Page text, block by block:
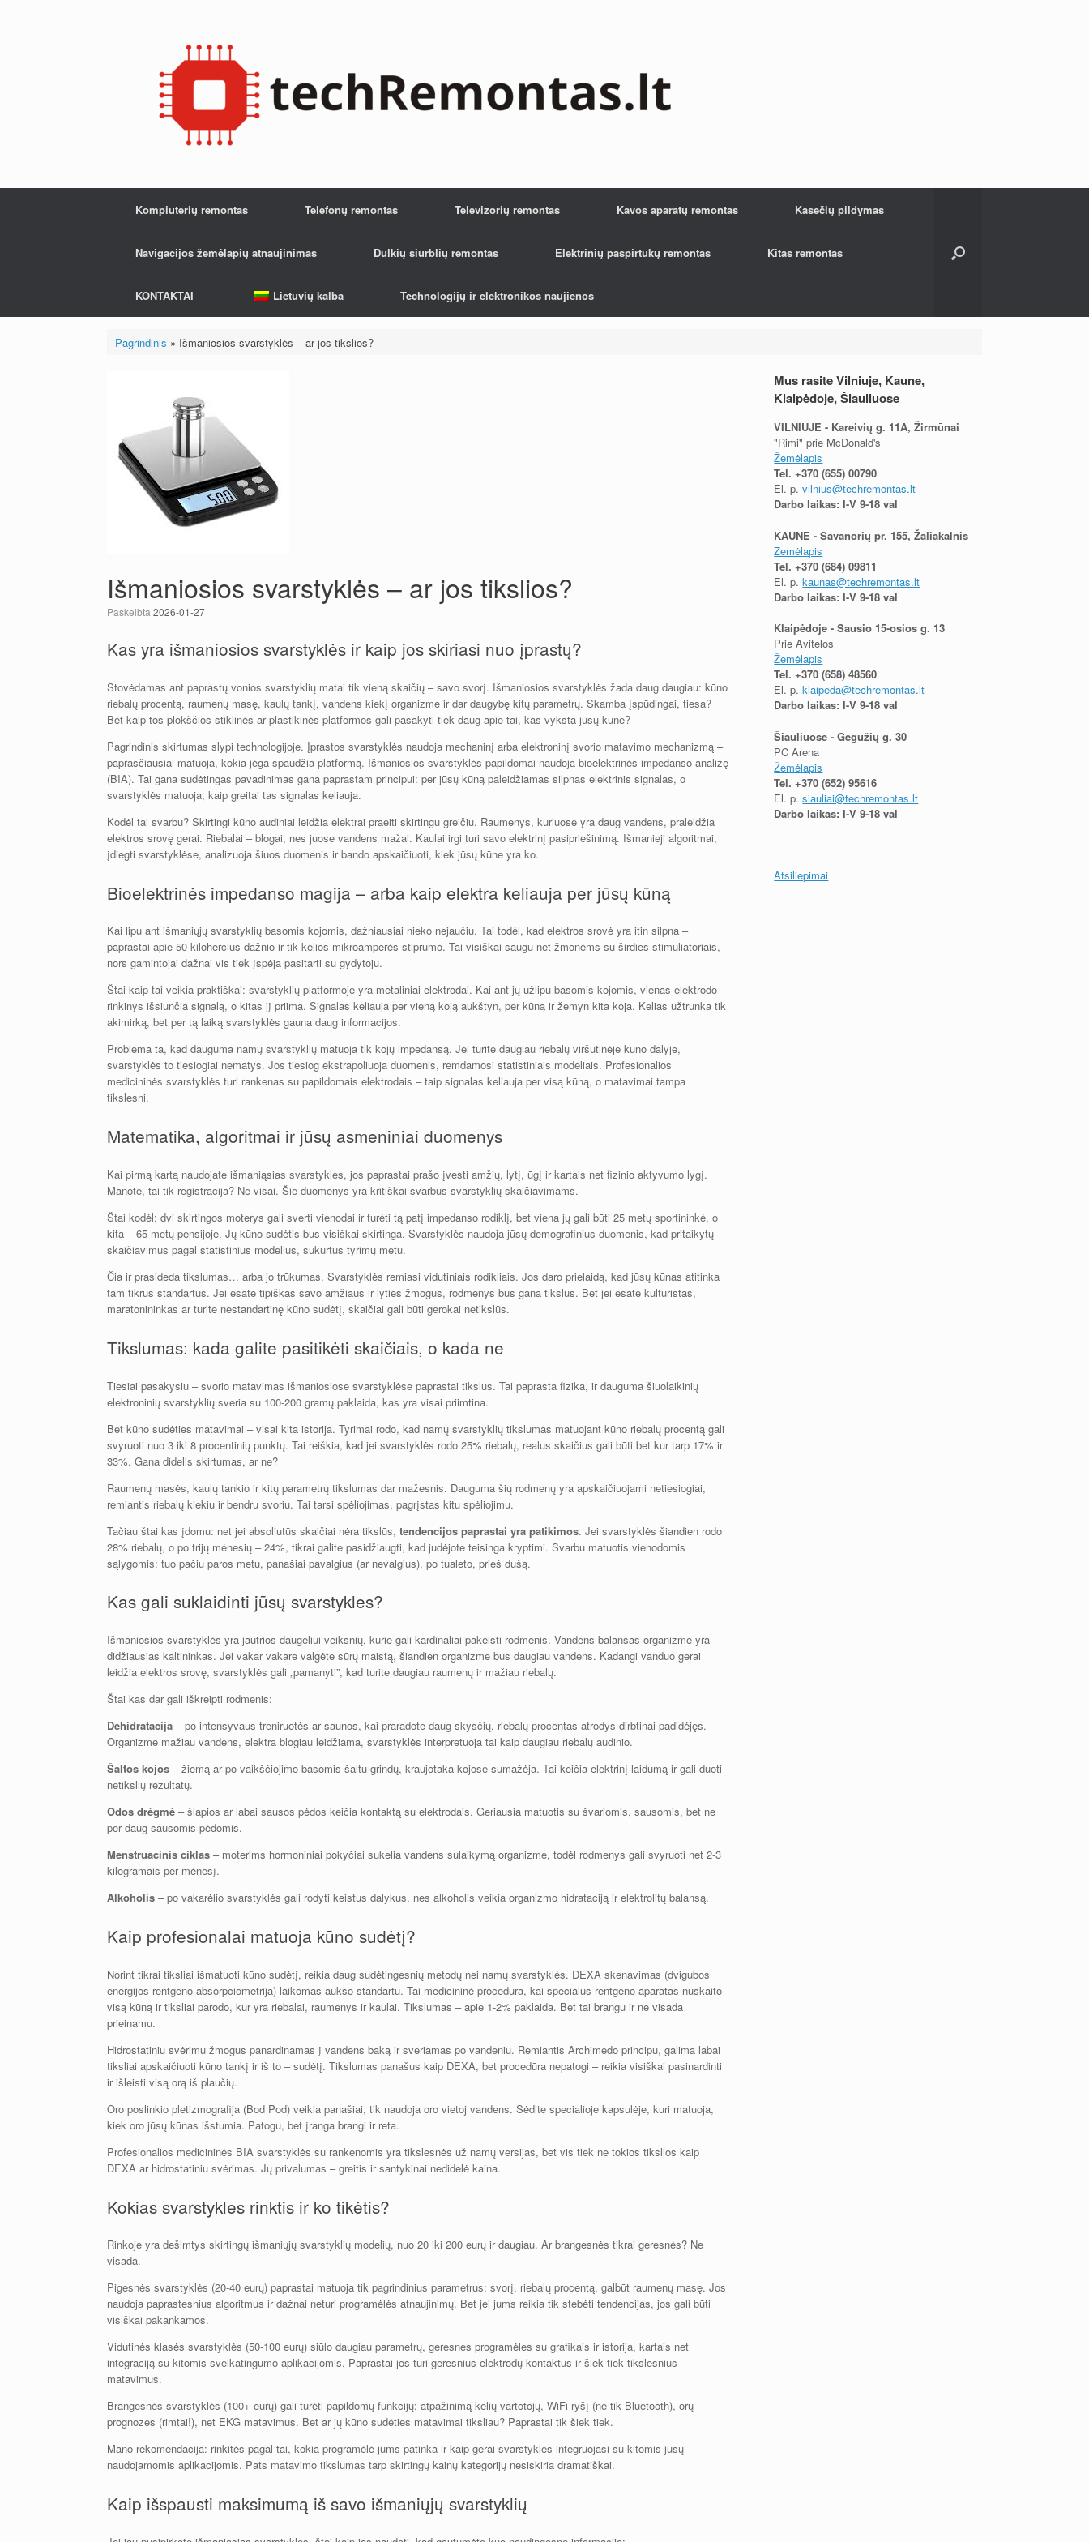
Kompiuterių remontas Telefonų remontas Televizorių remontas Kavos aparatų remontas Kasečių pildymas
Navigacijos žemėlapių atnaujinimas Dulkių siurblių remontas Elektrinių paspirtukų remontas Kitas remontas
KONTAKTAI Lietuvių kalba Technologijų ir elektronikos naujienos
Pagrindinis » Išmaniosios svarstyklės – ar jos tikslios?
Išmaniosios svarstyklės – ar jos tikslios?
Paskelbta 2026-01-27
Kas yra išmaniosios svarstyklės ir kaip jos skiriasi nuo įprastų?
Stovėdamas ant paprastų vonios svarstyklių matai tik vieną skaičių – savo svorį. Išmaniosios svarstyklės žada daug daugiau: kūno
riebalų procentą, raumenų masę, kaulų tankį, vandens kiekį organizme ir dar daugybę kitų parametrų. Skamba įspūdingai, tiesa?
Bet kaip tos plokščios stiklinės ar plastikinės platformos gali pasakyti tiek daug apie tai, kas vyksta jūsų kūne?
Pagrindinis skirtumas slypi technologijoje. Įprastos svarstyklės naudoja mechaninį arba elektroninį svorio matavimo mechanizmą –
paprasčiausiai matuoja, kokia jėga spaudžia platformą. Išmaniosios svarstyklės papildomai naudoja bioelektrinės impedanso analizę
(BIA). Tai gana sudėtingas pavadinimas gana paprastam principui: per jūsų kūną paleidžiamas silpnas elektrinis signalas, o
svarstyklės matuoja, kaip greitai tas signalas keliauja.
Kodėl tai svarbu? Skirtingi kūno audiniai leidžia elektrai praeiti skirtingu greičiu. Raumenys, kuriuose yra daug vandens, praleidžia
elektros srovę gerai. Riebalai – blogai, nes juose vandens mažai. Kaulai irgi turi savo elektrinį pasipriešinimą. Išmanieji algoritmai,
įdiegti svarstyklėse, analizuoja šiuos duomenis ir bando apskaičiuoti, kiek jūsų kūne yra ko.
Bioelektrinės impedanso magija – arba kaip elektra keliauja per jūsų kūną
Kai lipu ant išmaniųjų svarstyklių basomis kojomis, dažniausiai nieko nejaučiu. Tai todėl, kad elektros srovė yra itin silpna –
paprastai apie 50 kilohercius dažnio ir tik kelios mikroamperės stiprumo. Tai visiškai saugu net žmonėms su širdies stimuliatoriais,
nors gamintojai dažnai vis tiek įspėja pasitarti su gydytoju.
Štai kaip tai veikia praktiškai: svarstyklių platformoje yra metaliniai elektrodai. Kai ant jų užlipu basomis kojomis, vienas elektrodo
rinkinys išsiunčia signalą, o kitas jį priima. Signalas keliauja per vieną koją aukštyn, per kūną ir žemyn kita koja. Kelias užtrunka tik
akimirką, bet per tą laiką svarstyklės gauna daug informacijos.
Problema ta, kad dauguma namų svarstyklių matuoja tik kojų impedansą. Jei turite daugiau riebalų viršutinėje kūno dalyje,
svarstyklės to tiesiogiai nematys. Jos tiesiog ekstrapoliuoja duomenis, remdamosi statistiniais modeliais. Profesionalios
medicininės svarstyklės turi rankenas su papildomais elektrodais – taip signalas keliauja per visą kūną, o matavimai tampa
tikslesni.
Matematika, algoritmai ir jūsų asmeniniai duomenys
Kai pirmą kartą naudojate išmaniąsias svarstykles, jos paprastai prašo įvesti amžių, lytį, ūgį ir kartais net fizinio aktyvumo lygį.
Manote, tai tik registracija? Ne visai. Šie duomenys yra kritiškai svarbūs svarstyklių skaičiavimams.
Štai kodėl: dvi skirtingos moterys gali sverti vienodai ir turėti tą patį impedanso rodiklį, bet viena jų gali būti 25 metų sportininkė, o
kita – 65 metų pensijoje. Jų kūno sudėtis bus visiškai skirtinga. Svarstyklės naudoja jūsų demografinius duomenis, kad pritaikytų
skaičiavimus pagal statistinius modelius, sukurtus tyrimų metu.
Čia ir prasideda tikslumas… arba jo trūkumas. Svarstyklės remiasi vidutiniais rodikliais. Jos daro prielaidą, kad jūsų kūnas atitinka
tam tikrus standartus. Jei esate tipiškas savo amžiaus ir lyties žmogus, rodmenys bus gana tikslūs. Bet jei esate kultūristas,
maratonininkas ar turite nestandartinę kūno sudėtį, skaičiai gali būti gerokai netikslūs.
Tikslumas: kada galite pasitikėti skaičiais, o kada ne
Tiesiai pasakysiu – svorio matavimas išmaniosiose svarstyklėse paprastai tikslus. Tai paprasta fizika, ir dauguma šiuolaikinių
elektroninių svarstyklių sveria su 100-200 gramų paklaida, kas yra visai priimtina.
Bet kūno sudėties matavimai – visai kita istorija. Tyrimai rodo, kad namų svarstyklių tikslumas matuojant kūno riebalų procentą gali
svyruoti nuo 3 iki 8 procentinių punktų. Tai reiškia, kad jei svarstyklės rodo 25% riebalų, realus skaičius gali būti bet kur tarp 17% ir
33%. Gana didelis skirtumas, ar ne?
Raumenų masės, kaulų tankio ir kitų parametrų tikslumas dar mažesnis. Dauguma šių rodmenų yra apskaičiuojami netiesiogiai,
remiantis riebalų kiekiu ir bendru svoriu. Tai tarsi spėliojimas, pagrįstas kitu spėliojimu.
Tačiau štai kas įdomu: net jei absoliutūs skaičiai nėra tikslūs, tendencijos paprastai yra patikimos. Jei svarstyklės šiandien rodo
28% riebalų, o po trijų mėnesių – 24%, tikrai galite pasidžiaugti, kad judėjote teisinga kryptimi. Svarbu matuotis vienodomis
sąlygomis: tuo pačiu paros metu, panašiai pavalgius (ar nevalgius), po tualeto, prieš dušą.
Kas gali suklaidinti jūsų svarstykles?
Išmaniosios svarstyklės yra jautrios daugeliui veiksnių, kurie gali kardinaliai pakeisti rodmenis. Vandens balansas organizme yra
didžiausias kaltininkas. Jei vakar vakare valgėte sūrų maistą, šiandien organizme bus daugiau vandens. Kadangi vanduo gerai
leidžia elektros srovę, svarstyklės gali „pamanyti”, kad turite daugiau raumenų ir mažiau riebalų.
Štai kas dar gali iškreipti rodmenis:
Dehidratacija – po intensyvaus treniruotės ar saunos, kai praradote daug skysčių, riebalų procentas atrodys dirbtinai padidėjęs.
Organizme mažiau vandens, elektra blogiau leidžiama, svarstyklės interpretuoja tai kaip daugiau riebalų audinio.
Šaltos kojos – žiemą ar po vaikščiojimo basomis šaltu grindų, kraujotaka kojose sumažėja. Tai keičia elektrinį laidumą ir gali duoti
netikslių rezultatų.
Odos drėgmė – šlapios ar labai sausos pėdos keičia kontaktą su elektrodais. Geriausia matuotis su švariomis, sausomis, bet ne
per daug sausomis pėdomis.
Menstruacinis ciklas – moterims hormoniniai pokyčiai sukelia vandens sulaikymą organizme, todėl rodmenys gali svyruoti net 2-3
kilogramais per mėnesį.
Alkoholis – po vakarėlio svarstyklės gali rodyti keistus dalykus, nes alkoholis veikia organizmo hidrataciją ir elektrolitų balansą.
Kaip profesionalai matuoja kūno sudėtį?
Norint tikrai tiksliai išmatuoti kūno sudėtį, reikia daug sudėtingesnių metodų nei namų svarstyklės. DEXA skenavimas (dvigubos
energijos rentgeno absorpciometrija) laikomas aukso standartu. Tai medicininė procedūra, kai specialus rentgeno aparatas nuskaito
visą kūną ir tiksliai parodo, kur yra riebalai, raumenys ir kaulai. Tikslumas – apie 1-2% paklaida. Bet tai brangu ir ne visada
prieinamu.
Hidrostatiniu svėrimu žmogus panardinamas į vandens baką ir sveriamas po vandeniu. Remiantis Archimedo principu, galima labai
tiksliai apskaičiuoti kūno tankį ir iš to – sudėtį. Tikslumas panašus kaip DEXA, bet procedūra nepatogi – reikia visiškai pasinardinti
ir išleisti visą orą iš plaučių.
Oro poslinkio pletizmografija (Bod Pod) veikia panašiai, tik naudoja oro vietoj vandens. Sėdite specialioje kapsulėje, kuri matuoja,
kiek oro jūsų kūnas išstumia. Patogu, bet įranga brangi ir reta.
Profesionalios medicininės BIA svarstyklės su rankenomis yra tikslesnės už namų versijas, bet vis tiek ne tokios tikslios kaip
DEXA ar hidrostatiniu svėrimas. Jų privalumas – greitis ir santykinai nedidelė kaina.
Kokias svarstykles rinktis ir ko tikėtis?
Rinkoje yra dešimtys skirtingų išmaniųjų svarstyklių modelių, nuo 20 iki 200 eurų ir daugiau. Ar brangesnės tikrai geresnės? Ne
visada.
Pigesnės svarstyklės (20-40 eurų) paprastai matuoja tik pagrindinius parametrus: svorį, riebalų procentą, galbūt raumenų masę. Jos
naudoja paprastesnius algoritmus ir dažnai neturi programėlės atnaujinimų. Bet jei jums reikia tik stebėti tendencijas, jos gali būti
visiškai pakankamos.
Vidutinės klasės svarstyklės (50-100 eurų) siūlo daugiau parametrų, geresnes programėles su grafikais ir istorija, kartais net
integraciją su kitomis sveikatingumo aplikacijomis. Paprastai jos turi geresnius elektrodų kontaktus ir šiek tiek tikslesnius
matavimus.
Brangesnės svarstyklės (100+ eurų) gali turėti papildomų funkcijų: atpažinimą kelių vartotojų, WiFi ryšį (ne tik Bluetooth), orų
prognozes (rimtai!), net EKG matavimus. Bet ar jų kūno sudėties matavimai tiksliau? Paprastai tik šiek tiek.
Mano rekomendacija: rinkitės pagal tai, kokia programėlė jums patinka ir kaip gerai svarstyklės integruojasi su kitomis jūsų
naudojamomis aplikacijomis. Pats matavimo tikslumas tarp skirtingų kainų kategorijų nesiskiria dramatiškai.
Kaip išspausti maksimumą iš savo išmaniųjų svarstyklių
Mus rasite Vilniuje, Kaune,
Klaipėdoje, Šiauliuose
VILNIUJE - Kareivių g. 11A, Žirmūnai
"Rimi" prie McDonald's
Žemėlapis
Tel.+370 (655) 00790
El. p.vilnius@techremontas.lt
Darbo laikas: I-V 9-18 val
KAUNE - Savanorių pr. 155, Žaliakalnis
Žemėlapis
Tel.+370 (684) 09811
El. p.kaunas@techremontas.lt
Darbo laikas: I-V 9-18 val
Klaipėdoje - Sausio 15-osios g. 13
Prie Avitelos
Žemėlapis
Tel.+370 (658) 48560
El. p.klaipeda@techremontas.lt
Darbo laikas: I-V 9-18 val
Šiauliuose - Gegužių g. 30
PC Arena
Žemėlapis
Tel.+370 (652) 95616
El. p.siauliai@techremontas.lt
Darbo laikas: I-V 9-18 val
Atsiliepimai